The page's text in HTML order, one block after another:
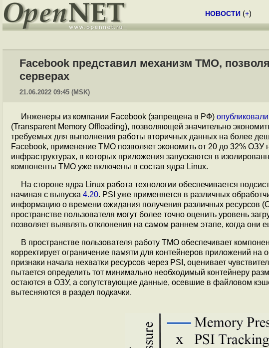
НОВОСТИ (+)
Facebook представил механизм TMO,
серверах
21.06.2022 09:45 (MSK)
Инженеры из компании Facebook (запрещена в РФ) опубликовали
(Transparent Memory Offloading), позволяющей значительно
требуемых для выполнения работы вторичных данных на более
Facebook, применение TMO позволяет экономить от 20 до 32%
инфраструктурах, в которых приложения запускаются в
компоненты TMO уже включены в состав ядра Linux.
На стороне ядра Linux работа технологии обеспечивается
начиная с выпуска 4.20. PSI уже применяется в различных
информацию о времени ожидания получения различных ресурсов
пространстве пользователя могут более точно оценить уровень
позволяет выявлять отклонения на самом раннем этапе, когда они
В пространстве пользователя работу TMO обеспечивает
корректирует ограничение памяти для контейнеров приложений
признаки начала нехватки ресурсов через PSI, оценивает
пытается определить тот минимально необходимый контейнеру
остаются в ОЗУ, а сопутствующие данные, осевшие в файловом
вытесняются в раздел подкачки.